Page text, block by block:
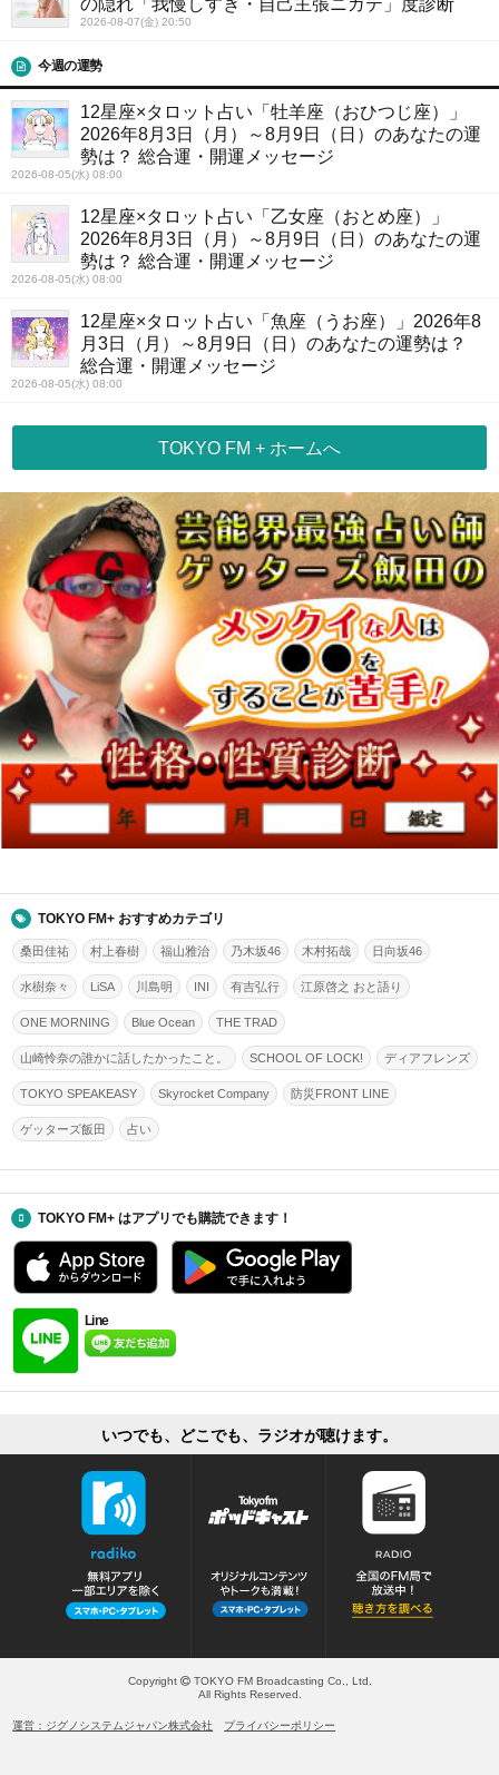
2026-08-07(金) 20:50
今週の運勢
12星座×タロット占い「牡羊座（おひつじ座）」
2026年8月3日（月）～8月9日（日）のあなたの運
勢は？ 総合運・開運メッセージ
2026-08-05(水) 08:00
12星座×タロット占い「乙女座（おとめ座）」
2026年8月3日（月）～8月9日（日）のあなたの運
勢は？ 総合運・開運メッセージ
2026-08-05(水) 08:00
12星座×タロット占い「魚座（うお座）」2026年8
月3日（月）～8月9日（日）のあなたの運勢は？
総合運・開運メッセージ
2026-08-05(水) 08:00
TOKYO FM + ホームへ
TOKYO FM+ おすすめカテゴリ
桑田佳祐 村上春樹 福山雅治 乃木坂46 木村拓哉 日向坂46
水樹奈々 LiSA 川島明 INI 有吉弘行 江原啓之 おと語り
ONE MORNING Blue Ocean THE TRAD
山崎怜奈の誰かに話したかったこと。 SCHOOL OF LOCK! ディアフレンズ
TOKYO SPEAKEASY Skyrocket Company 防災FRONT LINE
ゲッターズ飯田 占い
TOKYO FM+ はアプリでも購読できます！
Line
いつでも、どこでも、ラジオが聴けます。
Copyright
TOKYO FM Broadcasting Co., Ltd.
All Rights Reserved.
運営：ジグノシステムジャパン株式会社 プライバシーポリシー